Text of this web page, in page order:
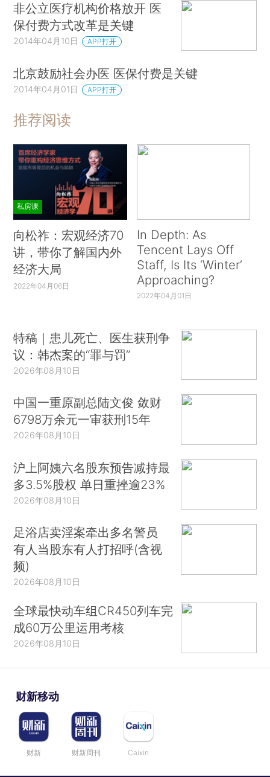
非公立医疗机构价格放开 医
保付费方式改革是关键
2014年04月10日 APP打开
北京鼓励社会办医 医保付费是关键
2014年04月01日 APP打开
推荐阅读
私房课
向松祚：宏观经济70
讲，带你了解国内外
经济大局
2022年04月06日
In Depth: As
Tencent Lays Off
Staff, Is Its ‘Winter’
Approaching?
2022年04月01日
特稿｜患儿死亡、医生获刑争
议：韩杰案的“罪与罚”
2026年08月10日
中国一重原副总陆文俊 敛财
6798万余元一审获刑15年
2026年08月10日
沪上阿姨六名股东预告减持最
多3.5%股权 单日重挫逾23%
2026年08月10日
足浴店卖淫案牵出多名警员
有人当股东有人打招呼(含视
频)
2026年08月10日
全球最快动车组CR450列车完
成60万公里运用考核
2026年08月10日
财新移动
财新 财新周刊 Caixin